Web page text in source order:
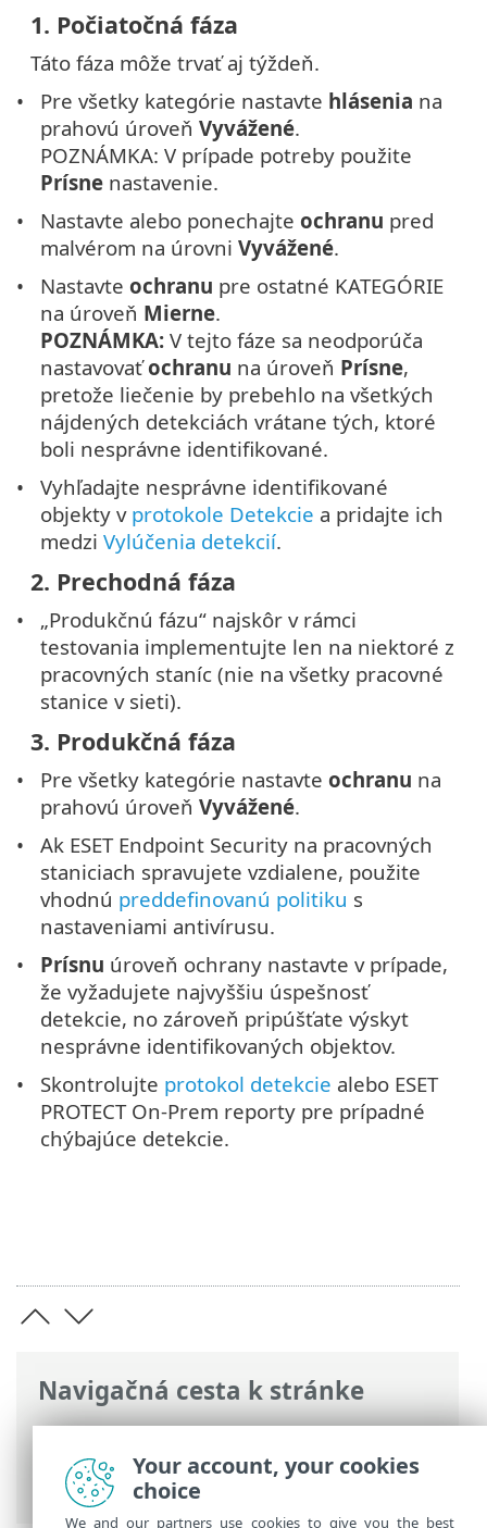
Navigačná cesta k stránke
ESET Online pomocník>ESET Endpoint
Security >Rozšírené nastavenia>
Ochrana
1. Počiatočná fáza
Táto fáza môže trvať aj týždeň.
Pre všetky kategórie nastavte hlásenia na
prahovú úroveňVyvážené.
POZNÁMKA: V prípade potreby použite
Prísne nastavenie.
Nastavte alebo ponechajteochranu pred
malvérom na úrovniVyvážené.
Nastavteochranu pre ostatné KATEGÓRIE
na úroveň Mierne.
POZNÁMKA: V tejto fáze sa neodporúča
nastavovaťochranu na úroveň Prísne,
pretože liečenie by prebehlo na všetkých
nájdených detekciách vrátane tých, ktoré
boli nesprávne identifikované.
Vyhľadajte nesprávne identifikované
objekty v protokole Detekcie a pridajte ich
medziVylúčenia detekcií.
2. Prechodná fáza
„Produkčnú fázu“ najskôr v rámci
testovania implementujte len na niektoré z
pracovných staníc (nie na všetky pracovné
stanice v sieti).
3. Produkčná fáza
Pre všetky kategórie nastavteochranu na
prahovú úroveňVyvážené.
Ak ESET Endpoint Security na pracovných
staniciach spravujete vzdialene, použite
vhodnú preddefinovanú politiku s
nastaveniami antivírusu.
Prísnu úroveň ochrany nastavte v prípade,
že vyžadujete najvyššiu úspešnosť
detekcie, no zároveň pripúšťate výskyt
nesprávne identifikovaných objektov.
Skontrolujte protokol detekcie alebo ESET
PROTECT On-Prem reporty pre prípadné
chýbajúce detekcie.
Your account, your cookies
choice
We and our partners use cookies to give you the best